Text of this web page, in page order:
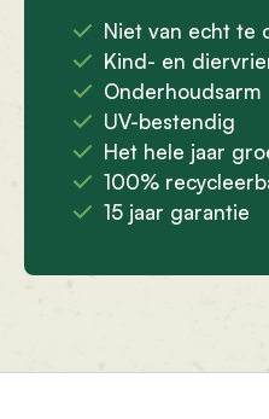
Niet van echt te
Kind- en
Onderhoudsarm
UV-bestendig
Het hele jaar
100%
15 jaar garantie